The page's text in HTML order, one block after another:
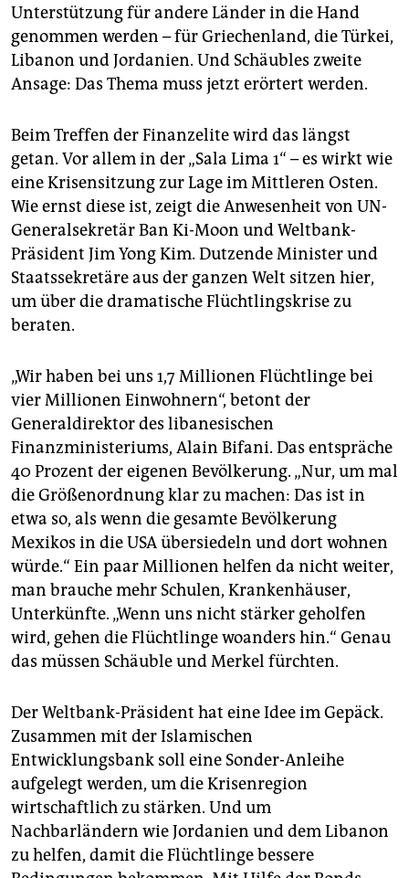
Unterstützung für andere Länder in die Hand
genommen werden – für Griechenland, die Türkei,
Libanon und Jordanien. Und Schäubles zweite
Ansage: Das Thema muss jetzt erörtert werden.
Beim Treffen der Finanzelite wird das längst
getan. Vor allem in der „Sala Lima 1“ – es wirkt wie
eine Krisensitzung zur Lage im Mittleren Osten.
Wie ernst diese ist, zeigt die Anwesenheit von UN-
Generalsekretär Ban Ki-Moon und Weltbank-
Präsident Jim Yong Kim. Dutzende Minister und
Staatssekretäre aus der ganzen Welt sitzen hier,
um über die dramatische Flüchtlingskrise zu
beraten.
„Wir haben bei uns 1,7 Millionen Flüchtlinge bei
vier Millionen Einwohnern“, betont der
Generaldirektor des libanesischen
Finanzministeriums, Alain Bifani. Das entspräche
40 Prozent der eigenen Bevölkerung. „Nur, um mal
die Größenordnung klar zu machen: Das ist in
etwa so, als wenn die gesamte Bevölkerung
Mexikos in die USA übersiedeln und dort wohnen
würde.“ Ein paar Millionen helfen da nicht weiter,
man brauche mehr Schulen, Krankenhäuser,
Unterkünfte. „Wenn uns nicht stärker geholfen
wird, gehen die Flüchtlinge woanders hin.“ Genau
das müssen Schäuble und Merkel fürchten.
Der Weltbank-Präsident hat eine Idee im Gepäck.
Zusammen mit der Islamischen
Entwicklungsbank soll eine Sonder-Anleihe
aufgelegt werden, um die Krisenregion
wirtschaftlich zu stärken. Und um
Nachbarländern wie Jordanien und dem Libanon
zu helfen, damit die Flüchtlinge bessere